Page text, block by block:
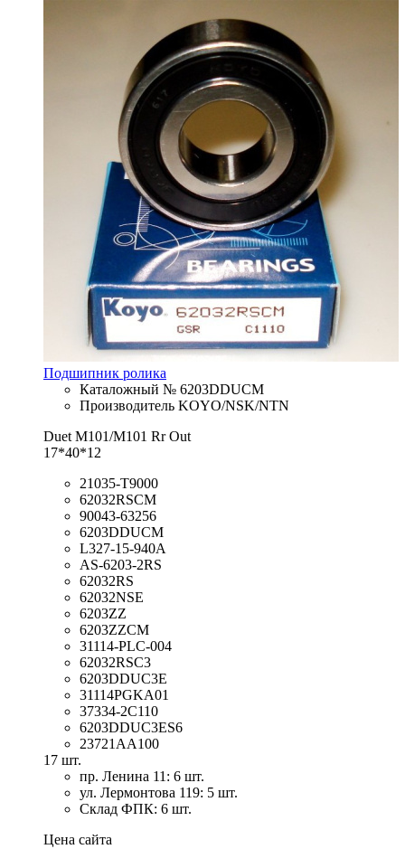
Подшипник ролика
Каталожный № 6203DDUCM
Производитель KOYO/NSK/NTN
Duet M101/M101 Rr Out
17*40*12
21035-T9000
62032RSCM
90043-63256
6203DDUCM
L327-15-940A
AS-6203-2RS
62032RS
62032NSE
6203ZZ
6203ZZCM
31114-PLC-004
62032RSC3
6203DDUC3E
31114PGKA01
37334-2C110
6203DDUC3ES6
23721AA100
17 шт.
пр. Ленина 11: 6 шт.
ул. Лермонтова 119: 5 шт.
Склад ФПК: 6 шт.
Цена сайта